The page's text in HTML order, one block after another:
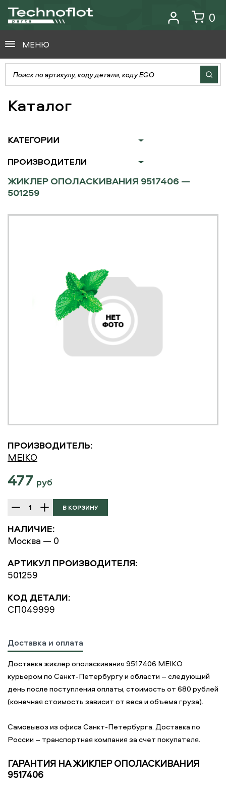
0
МЕНЮ
Каталог
КАТЕГОРИИ
ПРОИЗВОДИТЕЛИ
ЖИКЛЕР ОПОЛАСКИВАНИЯ 9517406 —
501259
ПРОИЗВОДИТЕЛЬ:
MEIKO
477 руб
НАЛИЧИЕ:
Москва — 0
АРТИКУЛ ПРОИЗВОДИТЕЛЯ:
501259
КОД ДЕТАЛИ:
СП049999
Доставка и оплата
Доставка жиклер ополаскивания 9517406 MEIKO
курьером по Санкт-Петербургу и области – следующий
день после поступления оплаты, стоимость от 680 рублей
(конечная стоимость зависит от веса и объема груза).
Самовывоз из офиса Санкт-Петербурга. Доставка по
России – транспортная компания за счет покупателя.
ГАРАНТИЯ НА ЖИКЛЕР ОПОЛАСКИВАНИЯ
9517406